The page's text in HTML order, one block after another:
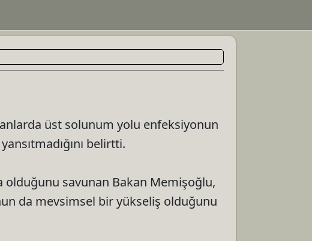
üst solunum yolu enfeksiyonun
belirtti.
olduğunu savunan Bakan Memişoğlu,
da mevsimsel bir yükseliş olduğunu